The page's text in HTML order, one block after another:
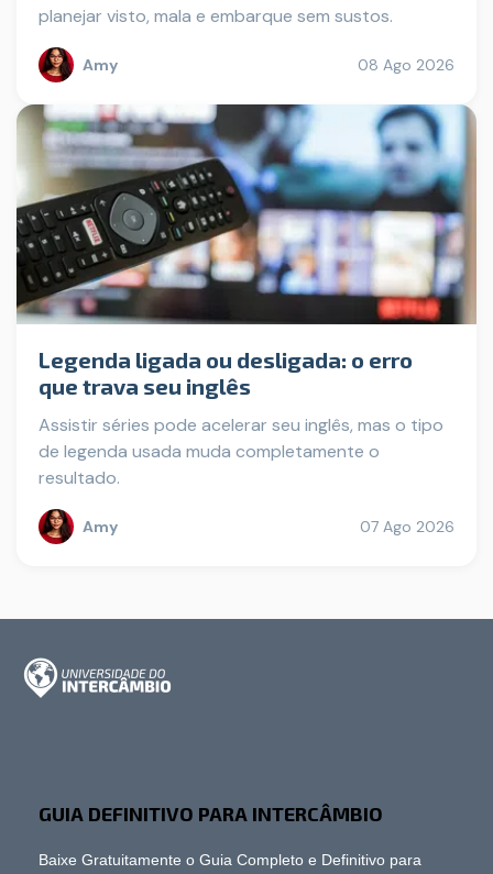
planejar visto, mala e embarque sem sustos.
Amy 08 Ago 2026
Legenda ligada ou desligada: o erro
que trava seu inglês
Assistir séries pode acelerar seu inglês, mas o tipo
de legenda usada muda completamente o
resultado.
Amy 07 Ago 2026
GUIA DEFINITIVO PARA INTERCÂMBIO
Baixe Gratuitamente o Guia Completo e Definitivo para